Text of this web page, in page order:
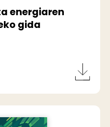
energiaren
gida